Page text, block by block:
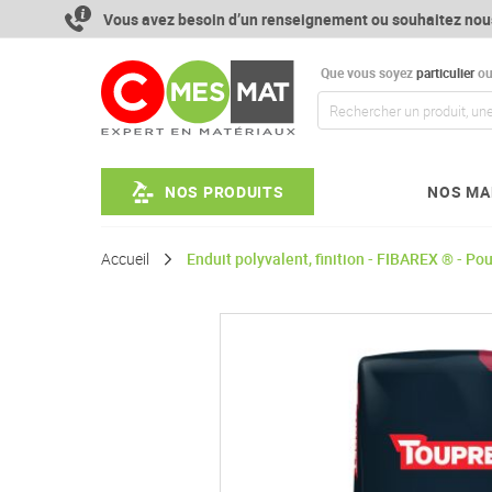
contenu
Vous avez besoin d’un renseignement ou souhaitez
Que vous soyezparticulierou
NOS PRODUITS NOS
Accueil Enduit polyvalent, finition - FIBAREX ® -